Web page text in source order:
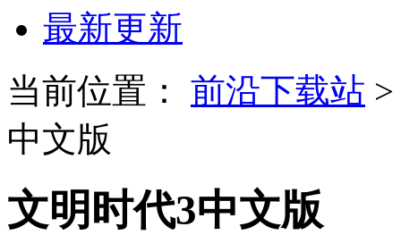
最新更新
当前位置：
前沿下载站
中文版
文明时代3中文版